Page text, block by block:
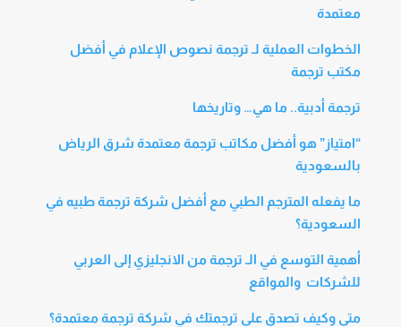
معتمدة
الخطوات العملية لـ ترجمة نصوص الإعلام في أفضل
مكتب ترجمة
ترجمة أدبية.. ما هي… وتاريخها
“امتياز” هو أفضل مكاتب ترجمة معتمدة شرق الرياض
بالسعودية
ما يفعله المترجم الطبي مع أفضل شركة ترجمة طبيه في
السعودية؟
أهمية التوسع في الـ ترجمة من الانجليزي إلى العربي
للشركات والمواقع
متى وكيف تصدق على ترجمتك في شركة ترجمة معتمدة؟